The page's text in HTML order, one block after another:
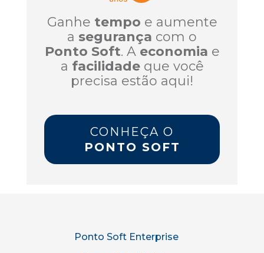
Ganhe tempo e aumente
a segurança com o
Ponto Soft. A economia e
a facilidadeque você
precisa estão aqui!
CONHEÇA O
PONTO SOFT
Ponto Soft Enterprise